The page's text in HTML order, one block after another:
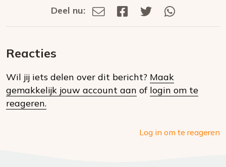
Deel
social
Deel nu:
Deel
Deel
Deel
Reacties
Wil jij iets delen over dit bericht? Maak
gemakkelijk jouw account aan of login om te
reageren.
Log in om te reageren